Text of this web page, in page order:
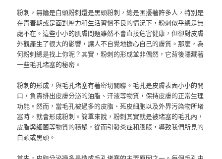
粉刺，無論是白頭粉刺還是黑頭粉刺，總是困擾著許多人，特別是
在青春期或是面對壓力和生活習慣不良的情況下，粉刺似乎總是無
處不在。這些小小的肌膚問題雖然不會直接危害健康，但卻對皮膚
外觀產生了很大的影響，讓人不自覺地擔心自己的膚質。那麼，為
何粉刺總是找上你呢？其實，粉刺的形成並非偶然，它背後隱藏著
一些毛孔堵塞的秘密。
粉刺的形成，與毛孔堵塞有著密切關聯。毛孔是皮膚表面小小的開
口，負責排出皮膚分泌的油脂、汗液等物質，保持皮膚的正常生理
功能。然而，當毛孔被過多的皮脂、死皮細胞以及外界污染物所堵
塞時，就會形成粉刺。簡單來說，粉刺其實就是被堵塞的毛孔內，
皮脂與細菌等物質的積聚，從而引發炎症和膨脹，導致我們所見的
白頭或黑頭。